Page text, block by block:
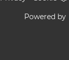
Powered by